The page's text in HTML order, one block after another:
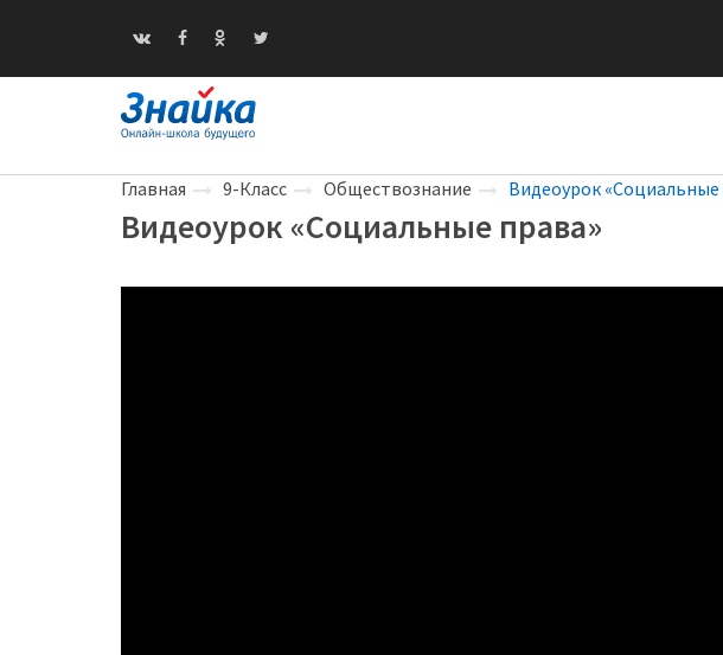
Главная 9-Класс Обществознание Видеоурок «Социальные
Видеоурок «Социальные права»